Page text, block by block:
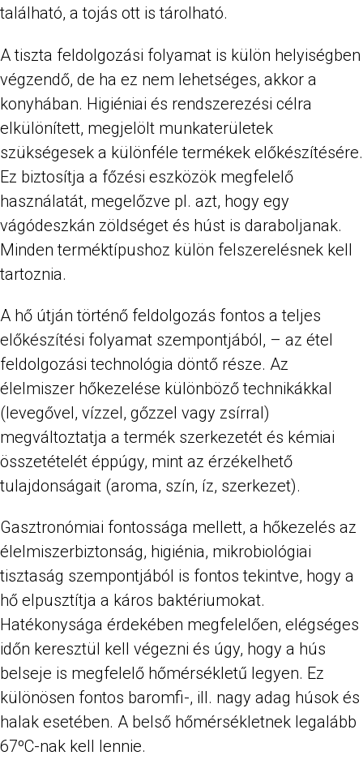
található, a tojás ott is tárolható.
A tiszta feldolgozási folyamat is külön helyiségben
végzendő, de ha ez nem lehetséges, akkor a
konyhában. Higiéniai és rendszerezési célra
elkülönített, megjelölt munkaterületek
szükségesek a különféle termékek előkészítésére.
Ez biztosítja a főzési eszközök megfelelő
használatát, megelőzve pl. azt, hogy egy
vágódeszkán zöldséget és húst is daraboljanak.
Minden terméktípushoz külön felszerelésnek kell
tartoznia.
A hő útján történő feldolgozás fontos a teljes
előkészítési folyamat szempontjából, – az étel
feldolgozási technológia döntő része. Az
élelmiszer hőkezelése különböző technikákkal
(levegővel, vízzel, gőzzel vagy zsírral)
megváltoztatja a termék szerkezetét és kémiai
összetételét éppúgy, mint az érzékelhető
tulajdonságait (aroma, szín, íz, szerkezet).
Gasztronómiai fontossága mellett, a hőkezelés az
élelmiszerbiztonság, higiénia, mikrobiológiai
tisztaság szempontjából is fontos tekintve, hogy a
hő elpusztítja a káros baktériumokat.
Hatékonysága érdekében megfelelően, elégséges
időn keresztül kell végezni és úgy, hogy a hús
belseje is megfelelő hőmérsékletű legyen. Ez
különösen fontos baromfi-, ill. nagy adag húsok és
halak esetében. A belső hőmérsékletnek legalább
67ºC-nak kell lennie.